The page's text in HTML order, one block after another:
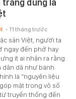
tráng đúng là
sản Việt, người ta
ngay đến phở hay
ít ai nhận ra rằng
dân dã như bánh
là “nguyên liệu
mặt trong vô số
truyền thống đến
- 11 tháng trước